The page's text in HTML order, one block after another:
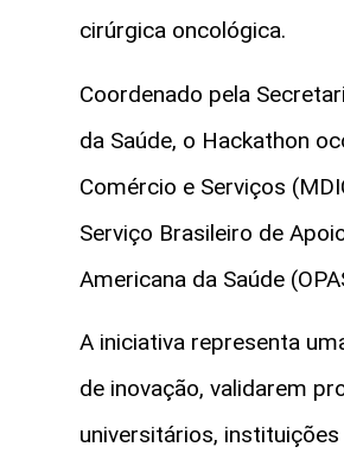
cirúrgica oncológica.
Coordenado pela
da Saúde, o Hackathon
Comércio e Serviços
Serviço Brasileiro de
Americana da Saúde
A iniciativa representa
de inovação, validarem
universitários,